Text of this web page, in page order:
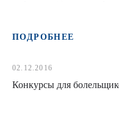
ПОДРОБНЕЕ
02.12.2016
Конкурсы для